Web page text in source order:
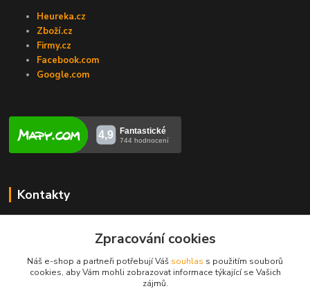
Heureka.cz
Zboží.cz
Firmy.cz
Facebook.com
Google.com
Kontakty
+420731448913
info@opravakotlu.cz
Zpracování cookies
Náš e-shop a partneři potřebují Váš souhlas s použitím souborů
cookies, aby Vám mohli zobrazovat informace týkající se Vašich
zájmů.